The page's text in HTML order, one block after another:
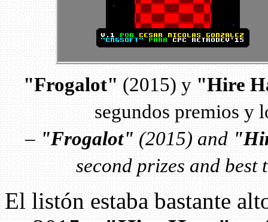
"Frogalot" (2015) y "Hire
segundos premios y
– "Frogalot" (2015) and
second prizes and
El listón estaba bastante